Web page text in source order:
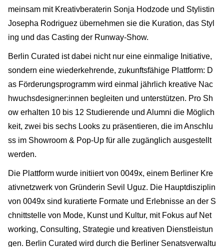
meinsam mit Kreativberaterin Sonja Hodzode und Stylistin
Josepha Rodriguez übernehmen sie die Kuration, das Styl
ing und das Casting der Runway-Show.
Berlin Curated ist dabei nicht nur eine einmalige Initiative,
sondern eine wiederkehrende, zukunftsfähige Plattform: D
as Förderungsprogramm wird einmal jährlich kreative Nac
hwuchsdesigner:innen begleiten und unterstützen. Pro Sh
ow erhalten 10 bis 12 Studierende und Alumni die Möglich
keit, zwei bis sechs Looks zu präsentieren, die im Anschlu
ss im Showroom & Pop-Up für alle zugänglich ausgestellt
werden.
Die Plattform wurde initiiert von 0049x, einem Berliner Kre
ativnetzwerk von Gründerin Sevil Uguz. Die Hauptdisziplin
von 0049x sind kuratierte Formate und Erlebnisse an der S
chnittstelle von Mode, Kunst und Kultur, mit Fokus auf Net
working, Consulting, Strategie und kreativen Dienstleistun
gen. Berlin Curated wird durch die Berliner Senatsverwaltu